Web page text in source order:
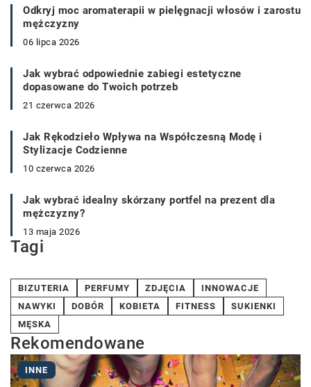
Odkryj moc aromaterapii w pielęgnacji włosów i zarostu
mężczyzny
06 lipca 2026
Jak wybrać odpowiednie zabiegi estetyczne
dopasowane do Twoich potrzeb
21 czerwca 2026
Jak Rękodzieło Wpływa na Współczesną Modę i
Stylizacje Codzienne
10 czerwca 2026
Jak wybrać idealny skórzany portfel na prezent dla
mężczyzny?
13 maja 2026
Tagi
BIZUTERIA PERFUMY ZDJĘCIA
INNOWACJE
NAWYKI
DOBÓR KOBIETA FITNESS
SUKIENKI
MĘSKA
Rekomendowane
INNE